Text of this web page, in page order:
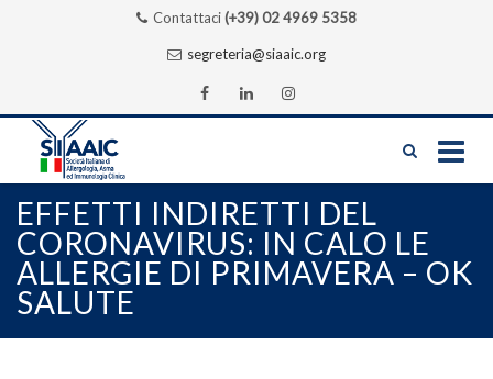
Contattaci(+39) 02 4969 5358
segreteria@siaaic.org
to
content
EFFETTI INDIRETTI DEL
CORONAVIRUS: IN CALO LE
ALLERGIE DI PRIMAVERA – OK
SALUTE